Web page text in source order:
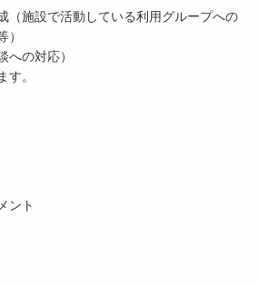
（施設で活動している利用グループへの
）
への対応）
す。
ント